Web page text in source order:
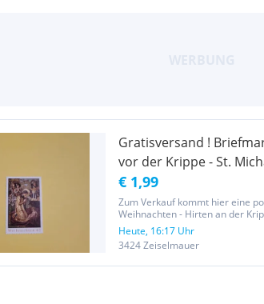
Gratisversand !
vor der Krippe - St.
€ 1,99
Zum Verkauf kommt hier eine
Weihnachten - Hirten an der
Gratisversand in Österreich mit
Bekanntgabe der Kontaktdaten
Heute, 16:17 Uhr
3424 Zeiselmauer